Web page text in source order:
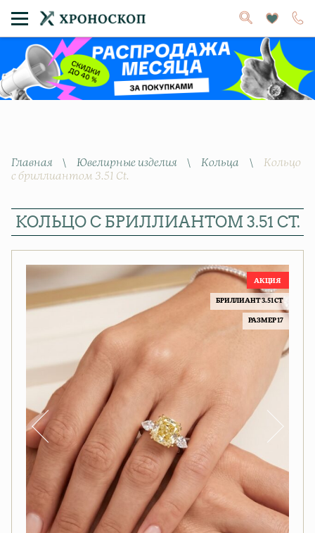
Главная \ Ювелирные изделия \ Кольца \ Кольцо
с бриллиантом 3.51 Ct.
КОЛЬЦО С БРИЛЛИАНТОМ 3.51 CT.
БРИЛЛИАНТ 3.51 CT
РАЗМЕР 17